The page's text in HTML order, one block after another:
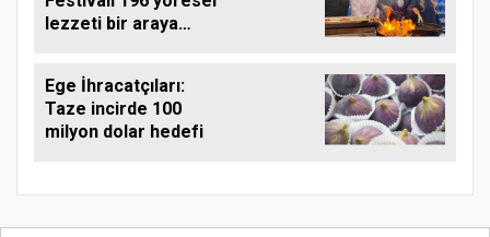
lezzeti bir araya
Ege İhracatçıları:
Taze incirde 100
milyon dolar hedefi